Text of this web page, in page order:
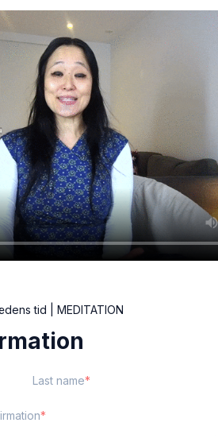
tid | MEDITATION
Last name